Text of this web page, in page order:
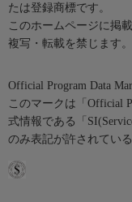
たは登録商標です。
このホームページに掲
複写・転載を禁じます。
Official Program Data
このマークは「Official
式情報である「
のみ表記が許されてい